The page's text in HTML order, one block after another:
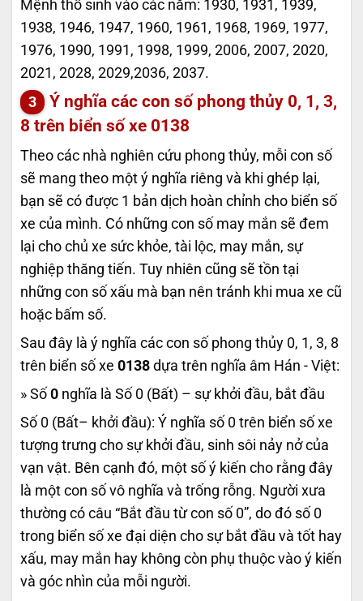
Mệnh thổ sinh vào các năm: 1930, 1931, 1939,
1938, 1946, 1947, 1960, 1961, 1968, 1969, 1977,
1976, 1990, 1991, 1998, 1999, 2006, 2007, 2020,
2021, 2028, 2029,2036, 2037.
Ý nghĩa các con số phong thủy 0, 1, 3,
8 trên biển số xe 0138
Theo các nhà nghiên cứu phong thủy, mỗi con số
sẽ mang theo một ý nghĩa riêng và khi ghép lại,
bạn sẽ có được 1 bản dịch hoàn chỉnh cho biển số
xe của mình. Có những con số may mắn sẽ đem
lại cho chủ xe sức khỏe, tài lộc, may mắn, sự
nghiệp thăng tiến. Tuy nhiên cũng sẽ tồn tại
những con số xấu mà bạn nên tránh khi mua xe cũ
hoặc bấm số.
Sau đây là ý nghĩa các con số phong thủy 0, 1, 3, 8
trên biển số xe 0138 dựa trên nghĩa âm Hán - Việt:
» Số 0 nghĩa là Số 0 (Bất) – sự khởi đầu, bắt đầu
Số 0 (Bất– khởi đầu): Ý nghĩa số 0 trên biển số xe
tượng trưng cho sự khởi đầu, sinh sôi nảy nở của
vạn vật. Bên cạnh đó, một số ý kiến cho rằng đây
là một con số vô nghĩa và trống rỗng. Người xưa
thường có câu “Bắt đầu từ con số 0”, do đó số 0
trong biển số xe đại diện cho sự bắt đầu và tốt hay
xấu, may mắn hay không còn phụ thuộc vào ý kiến
và góc nhìn của mỗi người.